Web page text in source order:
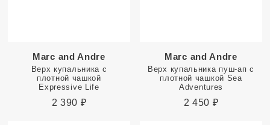
Marc and Andre
Верх купальника с
плотной чашкой
Expressive Life
2 390 ₽
Marc and Andre
Верх купальника пуш-ап с
плотной чашкой Sea
Adventures
2 450 ₽